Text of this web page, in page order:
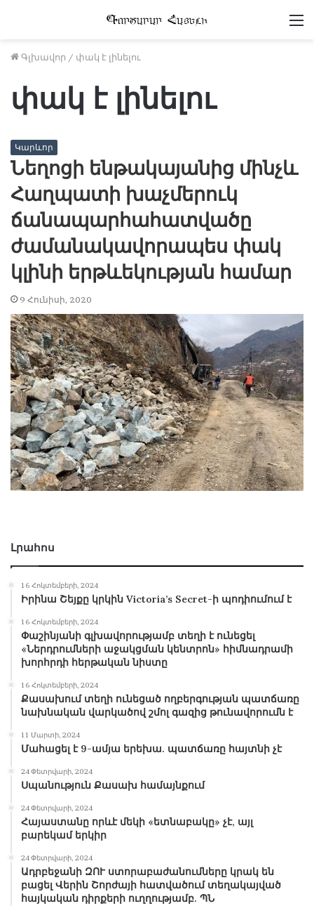
Գլխավոր / փակ է լինելու
փակ է լինելու
Կարևոր
Նեղոցի ենթակայանից մինչև
Հաղպատի խաչմերուկ
ճանապարհահատվածը
ժամանակավորապես փակ
կլինի երթևեկության համար
9 Հունիսի, 2020
Լրահոս
16 Հոկտեմբերի, 2024
Իրինա Շեյքը կրկին Victoria’s Secret-ի պոդիումում է
16 Հոկտեմբերի, 2024
Փաշինյանի գլխավորությամբ տեղի է ունեցել
«Ներդրումների աջակցման կենտրոն» հիմնադրամի
խորհրդի հերթական նիստը
16 Հոկտեմբերի, 2024
Քասախում տեղի ունեցած ողբերգության պատճառը
նախնական վարկածով շմոլ գազից թունավորումն է
11 Մարտի, 2024
Մահացել է 9-ամյա երեխա. պատճառը հայտնի չէ
24 Փետրվարի, 2024
Սպանություն Քասախ համայնքում
24 Փետրվարի, 2024
Հայաստանը որևէ մեկի «ետնաբակը» չէ, այլ
բարեկամ երկիր
24 Փետրվարի, 2024
Ադրբեջանի ԶՈՒ ստորաբաժանումները կրակ են
բացել Վերին Շորժայի հատվածում տեղակայված
հայկական դիրքերի ուղղությամբ. ՊՆ